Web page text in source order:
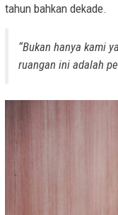
tahun bahkan dekade.
“Bukan hanya kami
ruangan ini adalah